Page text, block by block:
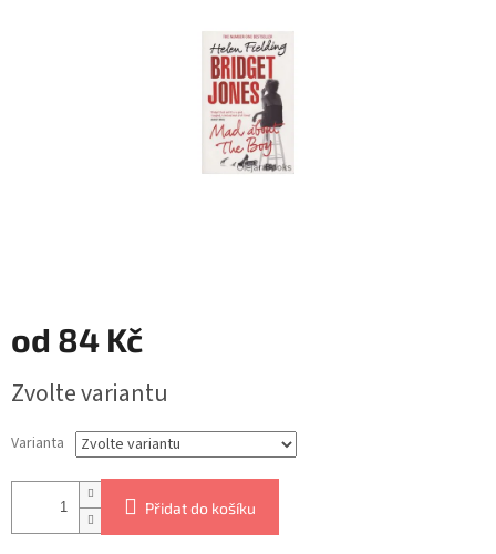
od 84 Kč
cena:
Zvolte variantu
Varianta
Přidat do košíku